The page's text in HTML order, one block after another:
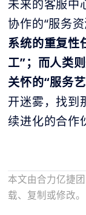
未来的客服中
协作的“服务
系统的重复性
工”；而人类
关怀的“服务
开迷雾，找到
续进化的合作
本文由合力亿捷
载、复制或修改。